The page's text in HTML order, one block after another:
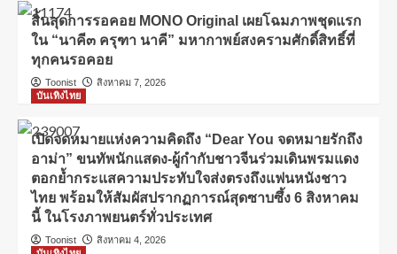
สิ้นสุดการรอคอย MONO Original เผยโฉมภาพชุดแรก
ใน “นาคี๓ ครุฑา นาคี” มหากาพย์สงครามศักดิ์สิทธิ์ที่
ทุกคนรอคอย
Toonist
สิงหาคม 7, 2026
บันเทิงไทย
เปิดจดหมายแห่งความคิดถึง “Dear You จดหมายรักถึง
อาม่า” ขนทัพนักแสดง-ผู้กำกับชาวจีนร่วมเดินพรมแดง
ตอกย้ำกระแสความประทับใจส่งตรงถึงแฟนหนังชาว
ไทย พร้อมให้สัมผัสปรากฏการณ์สุดซาบซึ้ง 6 สิงหาคม
นี้ ในโรงภาพยนตร์ทั่วประเทศ
Toonist
สิงหาคม 4, 2026